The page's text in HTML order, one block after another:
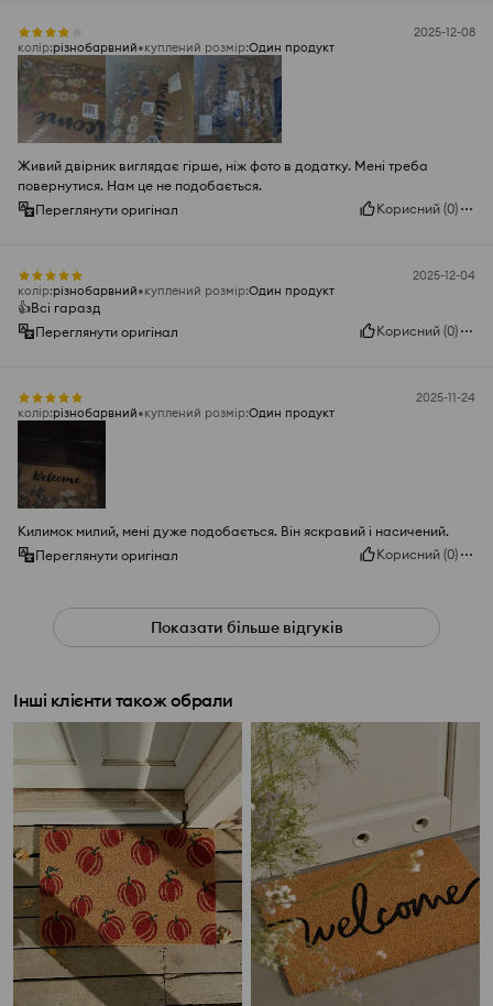
2025-12-08
колір:різнобарвний куплений розмір:Один продукт
Живий двірник виглядає гірше, ніж фото в додатку. Мені треба
повернутися. Нам це не подобається.
Переглянути оригінал
Корисний (0)
2025-12-04
колір:різнобарвний куплений розмір:Один продукт
👍️Всі гаразд
Переглянути оригінал
Корисний (0)
2025-11-24
колір:різнобарвний куплений розмір:Один продукт
Килимок милий, мені дуже подобається. Він яскравий і насичений.
Переглянути оригінал
Корисний (0)
Показати більше відгуків
Інші клієнти також обрали